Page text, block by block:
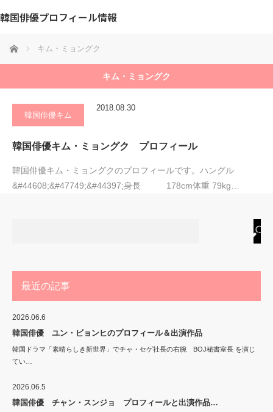
韓国俳優プロフィール情報
ホーム キム・ミョングク
キム・ミョングク
韓国俳優キム
2018.08.30
韓国俳優キム・ミョングク プロフィール
韓国俳優キム・ミョングクのプロフィールです。ハングル
&#44608;&#47749;&#44397;身長 178cm体重 79kg…
最近の記事
2026.06.6
韓国俳優 ユン・ビョンヒのプロフィール＆出演作品
韓国ドラマ「素晴らしき新世界」でチャ・セゲ社長の右腕 BOJ秘書室長 を演じ
てい…
2026.06.5
韓国俳優 チャン・スンジョ プロフィールと出演作品…